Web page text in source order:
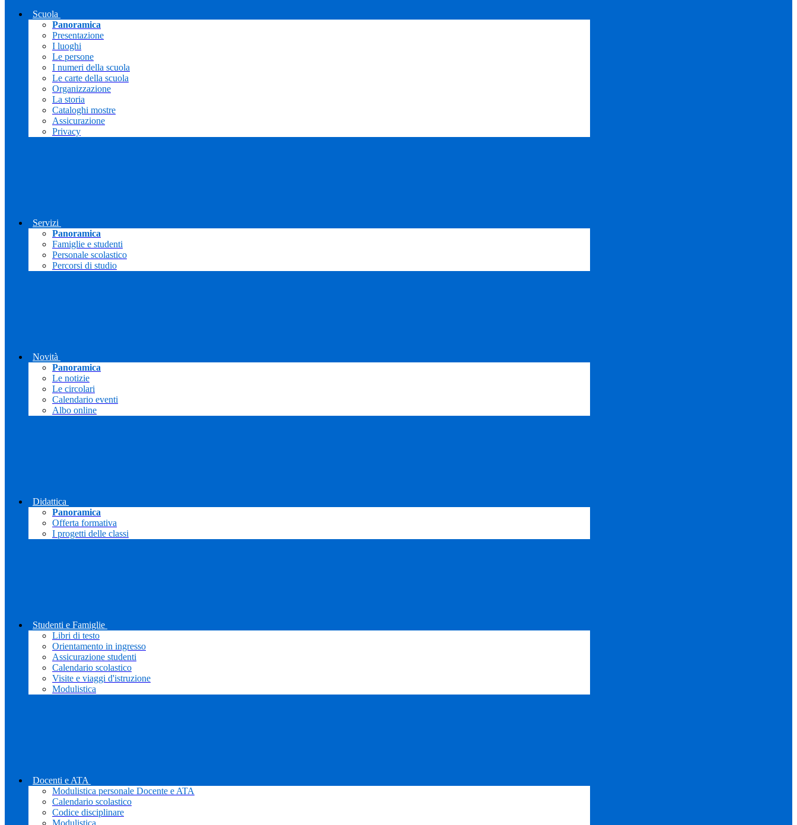
Scuola
Panoramica
Presentazione
I luoghi
Le persone
I numeri della scuola
Le carte della scuola
Organizzazione
La storia
Cataloghi mostre
Assicurazione
Privacy
Servizi
Panoramica
Famiglie e studenti
Personale scolastico
Percorsi di studio
Novità
Panoramica
Le notizie
Le circolari
Calendario eventi
Albo online
Didattica
Panoramica
Offerta formativa
I progetti delle classi
Studenti e Famiglie
Libri di testo
Orientamento in ingresso
Assicurazione studenti
Calendario scolastico
Visite e viaggi d'istruzione
Modulistica
Docenti e ATA
Modulistica personale Docente e ATA
Calendario scolastico
Codice disciplinare